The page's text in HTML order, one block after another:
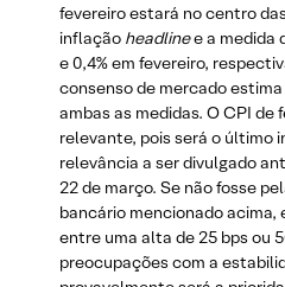
fevereiro estará no centro
inflação headlinee a medida
e 0,4% em fevereiro,
consenso de mercado
ambas as medidas. O CPI
relevante, pois será o último
relevância a ser divulgado
22 de março. Se não fosse
bancário mencionado
entre uma alta de 25 bps ou
preocupações com a